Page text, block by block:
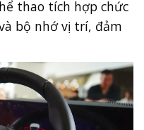
bộ nhớ vị trí, đảm